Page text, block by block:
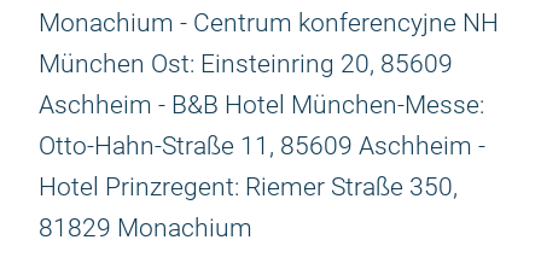
Monachium - Centrum konferencyjne NH
München Ost: Einsteinring 20, 85609
Aschheim - B&B Hotel München-Messe:
Otto-Hahn-Straße 11, 85609 Aschheim -
Hotel Prinzregent: Riemer Straße 350,
81829 Monachium